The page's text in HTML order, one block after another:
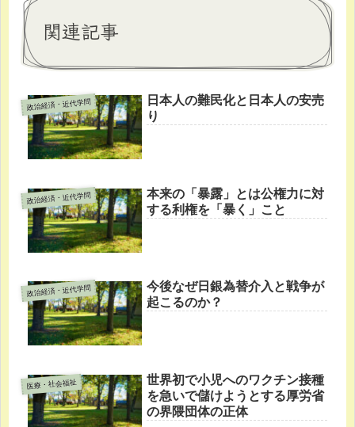
関連記事
政治経済・近代学問
日本人の難民化と日本人の安売
り
政治経済・近代学問
本来の「暴露」とは公権力に対
する利権を「暴く」こと
政治経済・近代学問
今後なぜ日銀為替介入と戦争が
起こるのか？
医療・社会福祉
世界初で小児へのワクチン接種
を急いで儲けようとする厚労省
の界隈団体の正体